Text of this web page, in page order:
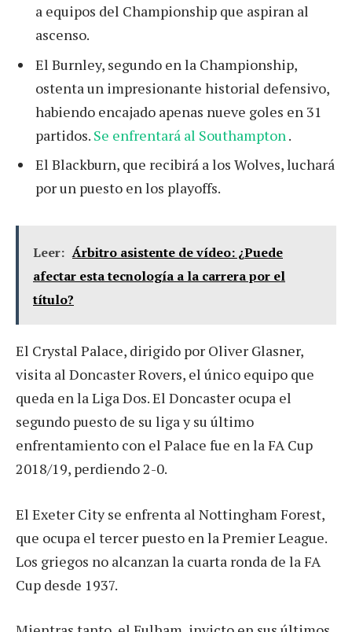
a equipos del Championship que aspiran al
ascenso.
El Burnley, segundo en la Championship,
ostenta un impresionante historial defensivo,
habiendo encajado apenas nueve goles en 31
partidos. Se enfrentará al Southampton .
El Blackburn, que recibirá a los Wolves, luchará
por un puesto en los playoffs.
Leer: Árbitro asistente de vídeo: ¿Puede
afectar esta tecnología a la carrera por el
título?
El Crystal Palace, dirigido por Oliver Glasner,
visita al Doncaster Rovers, el único equipo que
queda en la Liga Dos. El Doncaster ocupa el
segundo puesto de su liga y su último
enfrentamiento con el Palace fue en la FA Cup
2018/19, perdiendo 2-0.
El Exeter City se enfrenta al Nottingham Forest,
que ocupa el tercer puesto en la Premier League.
Los griegos no alcanzan la cuarta ronda de la FA
Cup desde 1937.